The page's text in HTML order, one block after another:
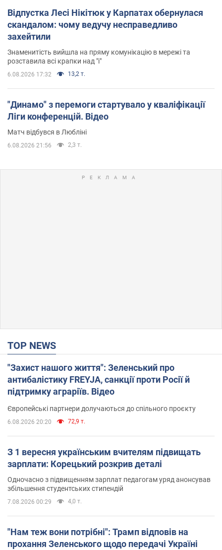
Відпустка Лесі Нікітюк у Карпатах обернулася
скандалом: чому ведучу несправедливо
захейтили
Знаменитість вийшла на пряму комунікацію в мережі та
розставила всі крапки над "і"
6.08.2026 17:32 13,2 т.
"Динамо" з перемоги стартувало у кваліфікації
Ліги конференцій. Відео
Матч відбувся в Любліні
6.08.2026 21:56 2,3 т.
TOP NEWS
"Захист нашого життя": Зеленський про
антибалістику FREYJA, санкції проти Росії й
підтримку аграріїв. Відео
Європейські партнери долучаються до спільного проєкту
6.08.2026 20:20 72,9 т.
З 1 вересня українським вчителям підвищать
зарплати: Корецький розкрив деталі
Одночасно з підвищенням зарплат педагогам уряд анонсував
збільшення студентських стипендій
7.08.2026 00:29 4,0 т.
"Нам теж вони потрібні": Трамп відповів на
прохання Зеленського щодо передачі Україні